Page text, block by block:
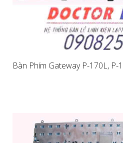
Bàn Phím Gateway P-170L, P-